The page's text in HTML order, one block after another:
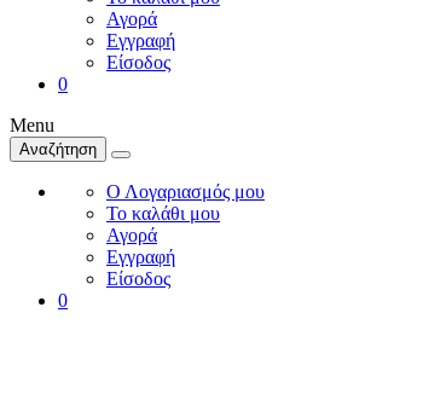
Αγορά
Εγγραφή
Είσοδος
0
Menu
Αναζήτηση
Ο Λογαριασμός μου
Το καλάθι μου
Αγορά
Εγγραφή
Είσοδος
0